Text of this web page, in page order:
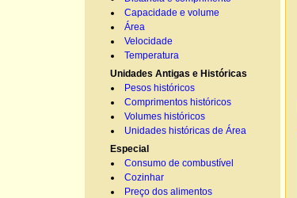
Capacidade e volume
Área
Velocidade
Temperatura
Unidades Antigas e Históricas
Pesos históricos
Comprimentos históricos
Volumes históricos
Unidades históricas de Área
Especial
Consumo de combustível
Cozinhar
Preço dos alimentos